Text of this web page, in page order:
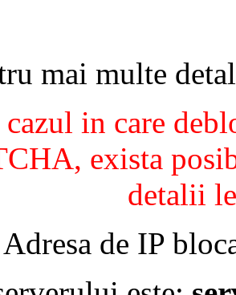
mai multe
in care
exista
detalii
Adresa de IP